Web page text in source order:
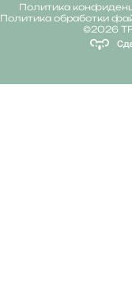
Политика
Политика обработки
©2026